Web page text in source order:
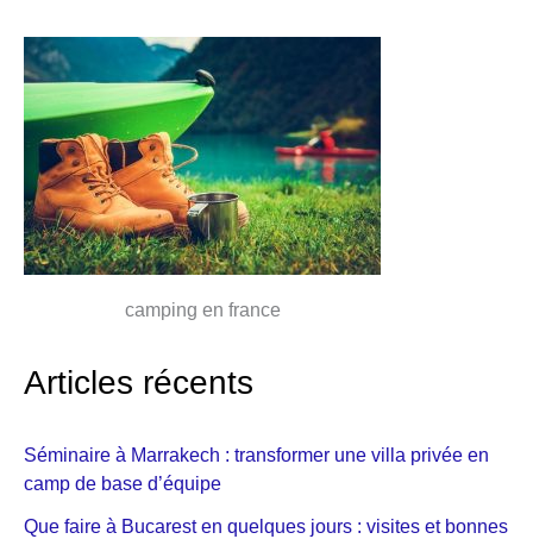
camping en france
Articles récents
Séminaire à Marrakech : transformer une villa privée en
camp de base d’équipe
Que faire à Bucarest en quelques jours : visites et bonnes